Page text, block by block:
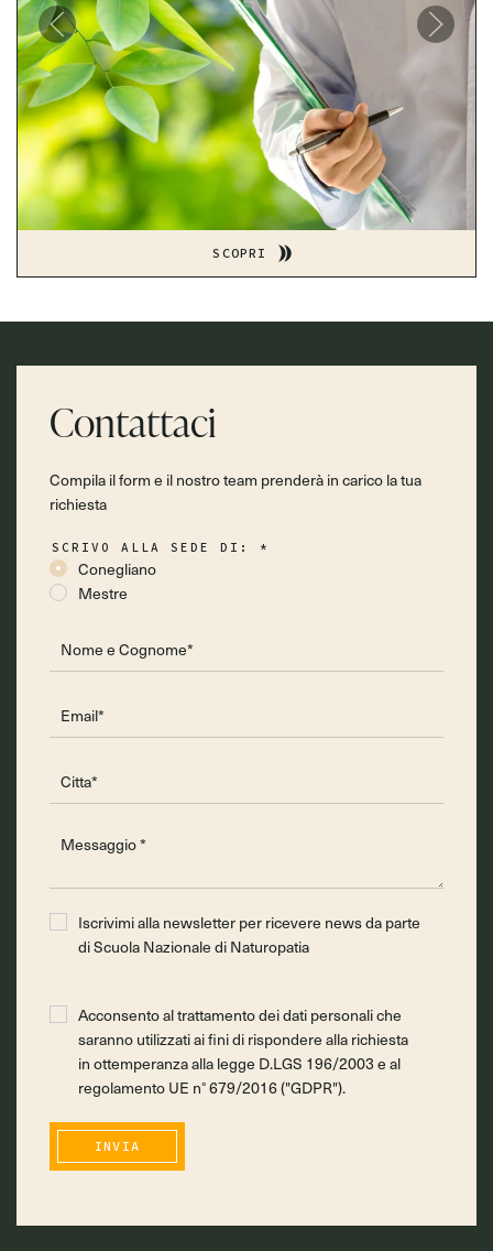
SCOPRI
Contattaci
Compila il form e il nostro team prenderà in carico la tua
richiesta
SCRIVO ALLA SEDE DI: *
Conegliano
Mestre
Iscrivimi alla newsletter per ricevere news da parte
di Scuola Nazionale di Naturopatia
Acconsento al trattamento dei dati personali che
saranno utilizzati ai fini di rispondere alla richiesta
in ottemperanza alla legge D.LGS 196/2003 e al
regolamento UE n° 679/2016 ("GDPR").
INVIA